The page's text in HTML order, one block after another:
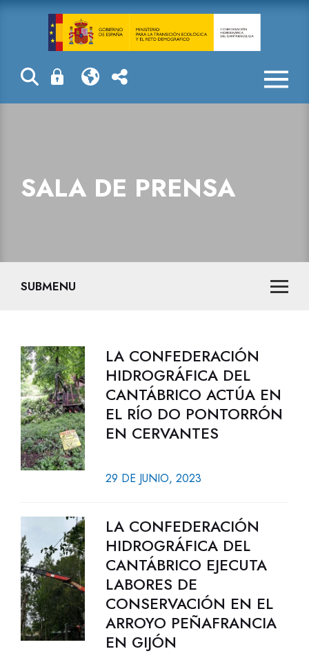
Sala de prensa
SALA DE PRENSA
SUBMENU
LA CONFEDERACIÓN
HIDROGRÁFICA DEL
CANTÁBRICO ACTÚA EN
EL RÍO DO PONTORRÓN
EN CERVANTES
29 DE JUNIO, 2023
LA CONFEDERACIÓN
HIDROGRÁFICA DEL
CANTÁBRICO EJECUTA
LABORES DE
CONSERVACIÓN EN EL
ARROYO PEÑAFRANCIA
EN GIJÓN